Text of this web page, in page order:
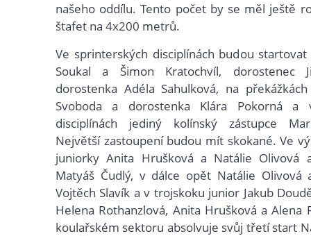
našeho oddílu. Tento počet by se měl ještě
štafet na 4x200 metrů.
Ve sprinterských disciplínách budou
Soukal a Šimon Kratochvíl, dorostenec
dorostenka Adéla Sahulková, na
Svoboda a dorostenka Klára Pokorná a
disciplínách jediný kolínský zástupce
Největší zastoupení budou mít skokané. Ve
juniorky Anita Hrušková a Natálie Olivová
Matyáš Čudlý, v dálce opět Natálie Olivová
Vojtěch Slavík a v trojskoku junior Jakub
Helena Rothanzlová, Anita Hrušková a Alena
koulařském sektoru absolvuje svůj třetí start